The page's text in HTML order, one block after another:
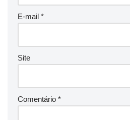
E-mail *
Site
Comentário *